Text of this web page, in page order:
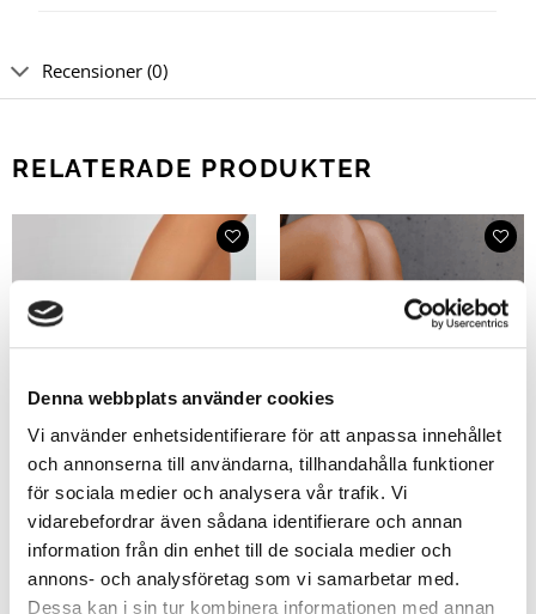
Denna webbplats använder cookies
Vi använder enhetsidentifierare för att anpassa innehållet
och annonserna till användarna, tillhandahålla funktioner
för sociala medier och analysera vår trafik. Vi
vidarebefordrar även sådana identifierare och annan
information från din enhet till de sociala medier och
annons- och analysföretag som vi samarbetar med.
Dessa kan i sin tur kombinera informationen med annan
Recensioner (0)
RELATERADE PRODUKTER